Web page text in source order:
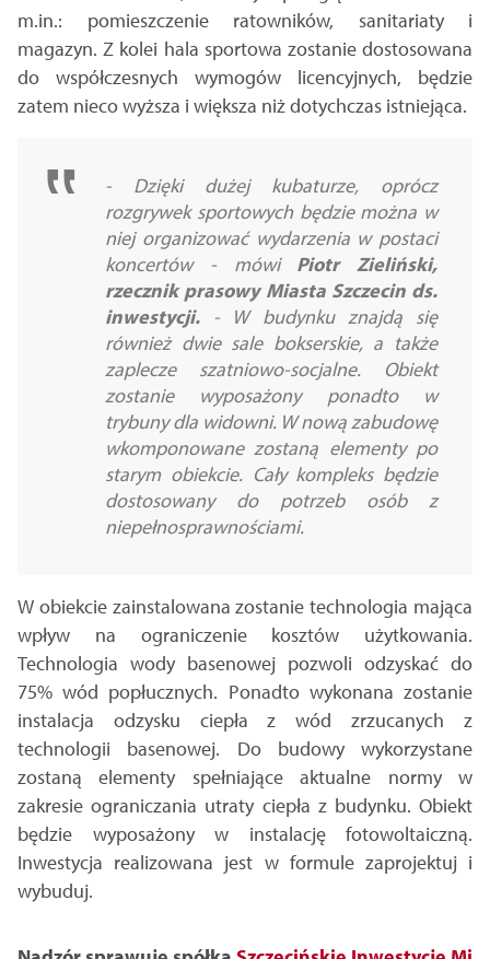
m.in.: pomieszczenie ratowników, sanitariaty i
magazyn. Z kolei hala sportowa zostanie dostosowana
do współczesnych wymogów licencyjnych, będzie
zatem nieco wyższa i większa niż dotychczas istniejąca.
- Dzięki dużej kubaturze, oprócz
rozgrywek sportowych będzie można w
niej organizować wydarzenia w postaci
koncertów - mówi Piotr Zieliński,
rzecznik prasowy Miasta Szczecin ds.
inwestycji. - W budynku znajdą się
również dwie sale bokserskie, a także
zaplecze szatniowo-socjalne. Obiekt
zostanie wyposażony ponadto w
trybuny dla widowni. W nową zabudowę
wkomponowane zostaną elementy po
starym obiekcie. Cały kompleks będzie
dostosowany do potrzeb osób z
niepełnosprawnościami.
W obiekcie zainstalowana zostanie technologia mająca
wpływ na ograniczenie kosztów użytkowania.
Technologia wody basenowej pozwoli odzyskać do
75% wód popłucznych. Ponadto wykonana zostanie
instalacja odzysku ciepła z wód zrzucanych z
technologii basenowej. Do budowy wykorzystane
zostaną elementy spełniające aktualne normy w
zakresie ograniczania utraty ciepła z budynku. Obiekt
będzie wyposażony w instalację fotowoltaiczną.
Inwestycja realizowana jest w formule zaprojektuj i
wybuduj.